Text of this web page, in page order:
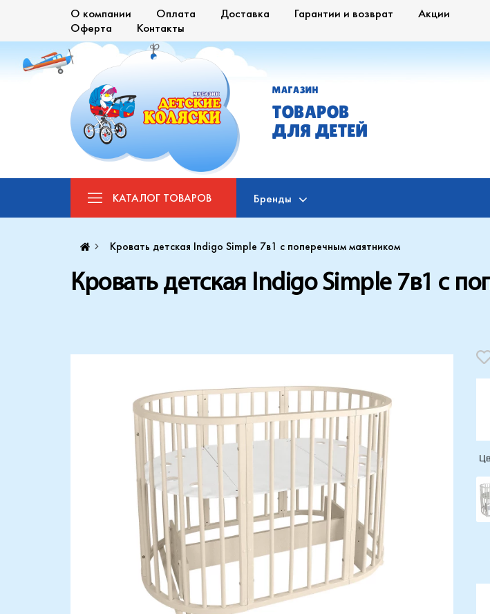
О компании Оплата Доставка Гарантии и возврат
Акции
Оферта
Контакты
МАГАЗИН
ТОВАРОВ
ДЛЯ ДЕТЕЙ
КАТАЛОГ ТОВАРОВ Бренды
Кровать детская Indigo Simple 7в1 с поперечным маятником
Кровать детская Indigo Simple 7в1 с